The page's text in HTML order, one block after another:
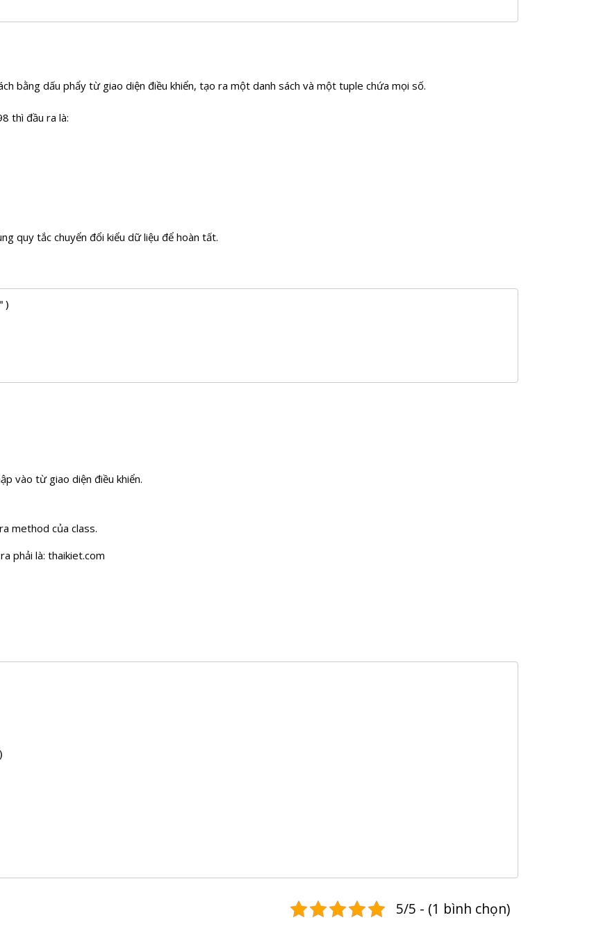
bằng dấu phẩy từ giao diện điều khiển, tạo ra một danh sách và một tuple chứa mọi số.
thì đầu ra là:
quy tắc chuyển đổi kiểu dữ liệu để hoàn tất.
vào từ giao diện điều khiển.
method của class.
phải là: thaikiet.com
5/5 - (1 bình chọn)